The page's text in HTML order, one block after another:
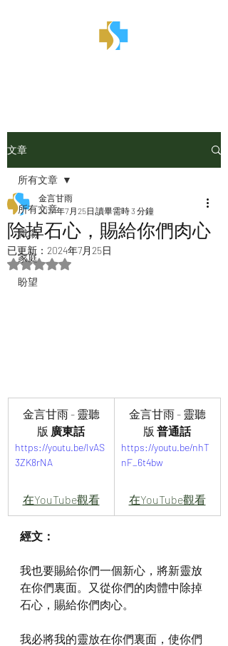
文章
所有文章
職場
家庭
盼望
所有文章
除掉石心，賜給你們肉心
金言甘雨
2024年7月25日 讀畢需時 3 分鐘
已更新： 2024年7月25日
評等為 NaN（最高為 5 顆星）。
金言甘雨 - 靈聽
版 廣東話
https://youtu.be/IvAS
3ZK8rNA
在YouTube觀看
金言甘雨 - 靈聽
版 普通話
https://youtu.be/nhT
nF_6t4bw
在YouTube觀看
經文：
我也要賜給你們一個新心，將新靈放
在你們裏面。又從你們的肉體中除掉
石心，賜給你們肉心。
我必將我的靈放在你們裏面，使你們